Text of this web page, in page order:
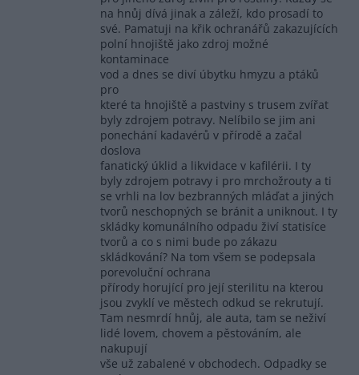
na hnůj dívá jinak a záleží, kdo prosadí to
své. Pamatuji na křik ochranářů zakazujících
polní hnojiště jako zdroj možné
kontaminace
vod a dnes se diví úbytku hmyzu a ptáků
pro
které ta hnojiště a pastviny s trusem zvířat
byly zdrojem potravy. Nelíbilo se jim ani
ponechání kadavérů v přírodě a začal
doslova
fanatický úklid a likvidace v kafilérii. I ty
byly zdrojem potravy i pro mrchožrouty a ti
se vrhli na lov bezbranných mláďat a jiných
tvorů neschopných se bránit a uniknout. I ty
skládky komunálního odpadu živí statisíce
tvorů a co s nimi bude po zákazu
skládkování? Na tom všem se podepsala
porevoluční ochrana
přírody horující pro její sterilitu na kterou
jsou zvyklí ve městech odkud se rekrutují.
Tam nesmrdí hnůj, ale auta, tam se neživí
lidé lovem, chovem a pěstováním, ale
nakupují
vše už zabalené v obchodech. Odpadky se